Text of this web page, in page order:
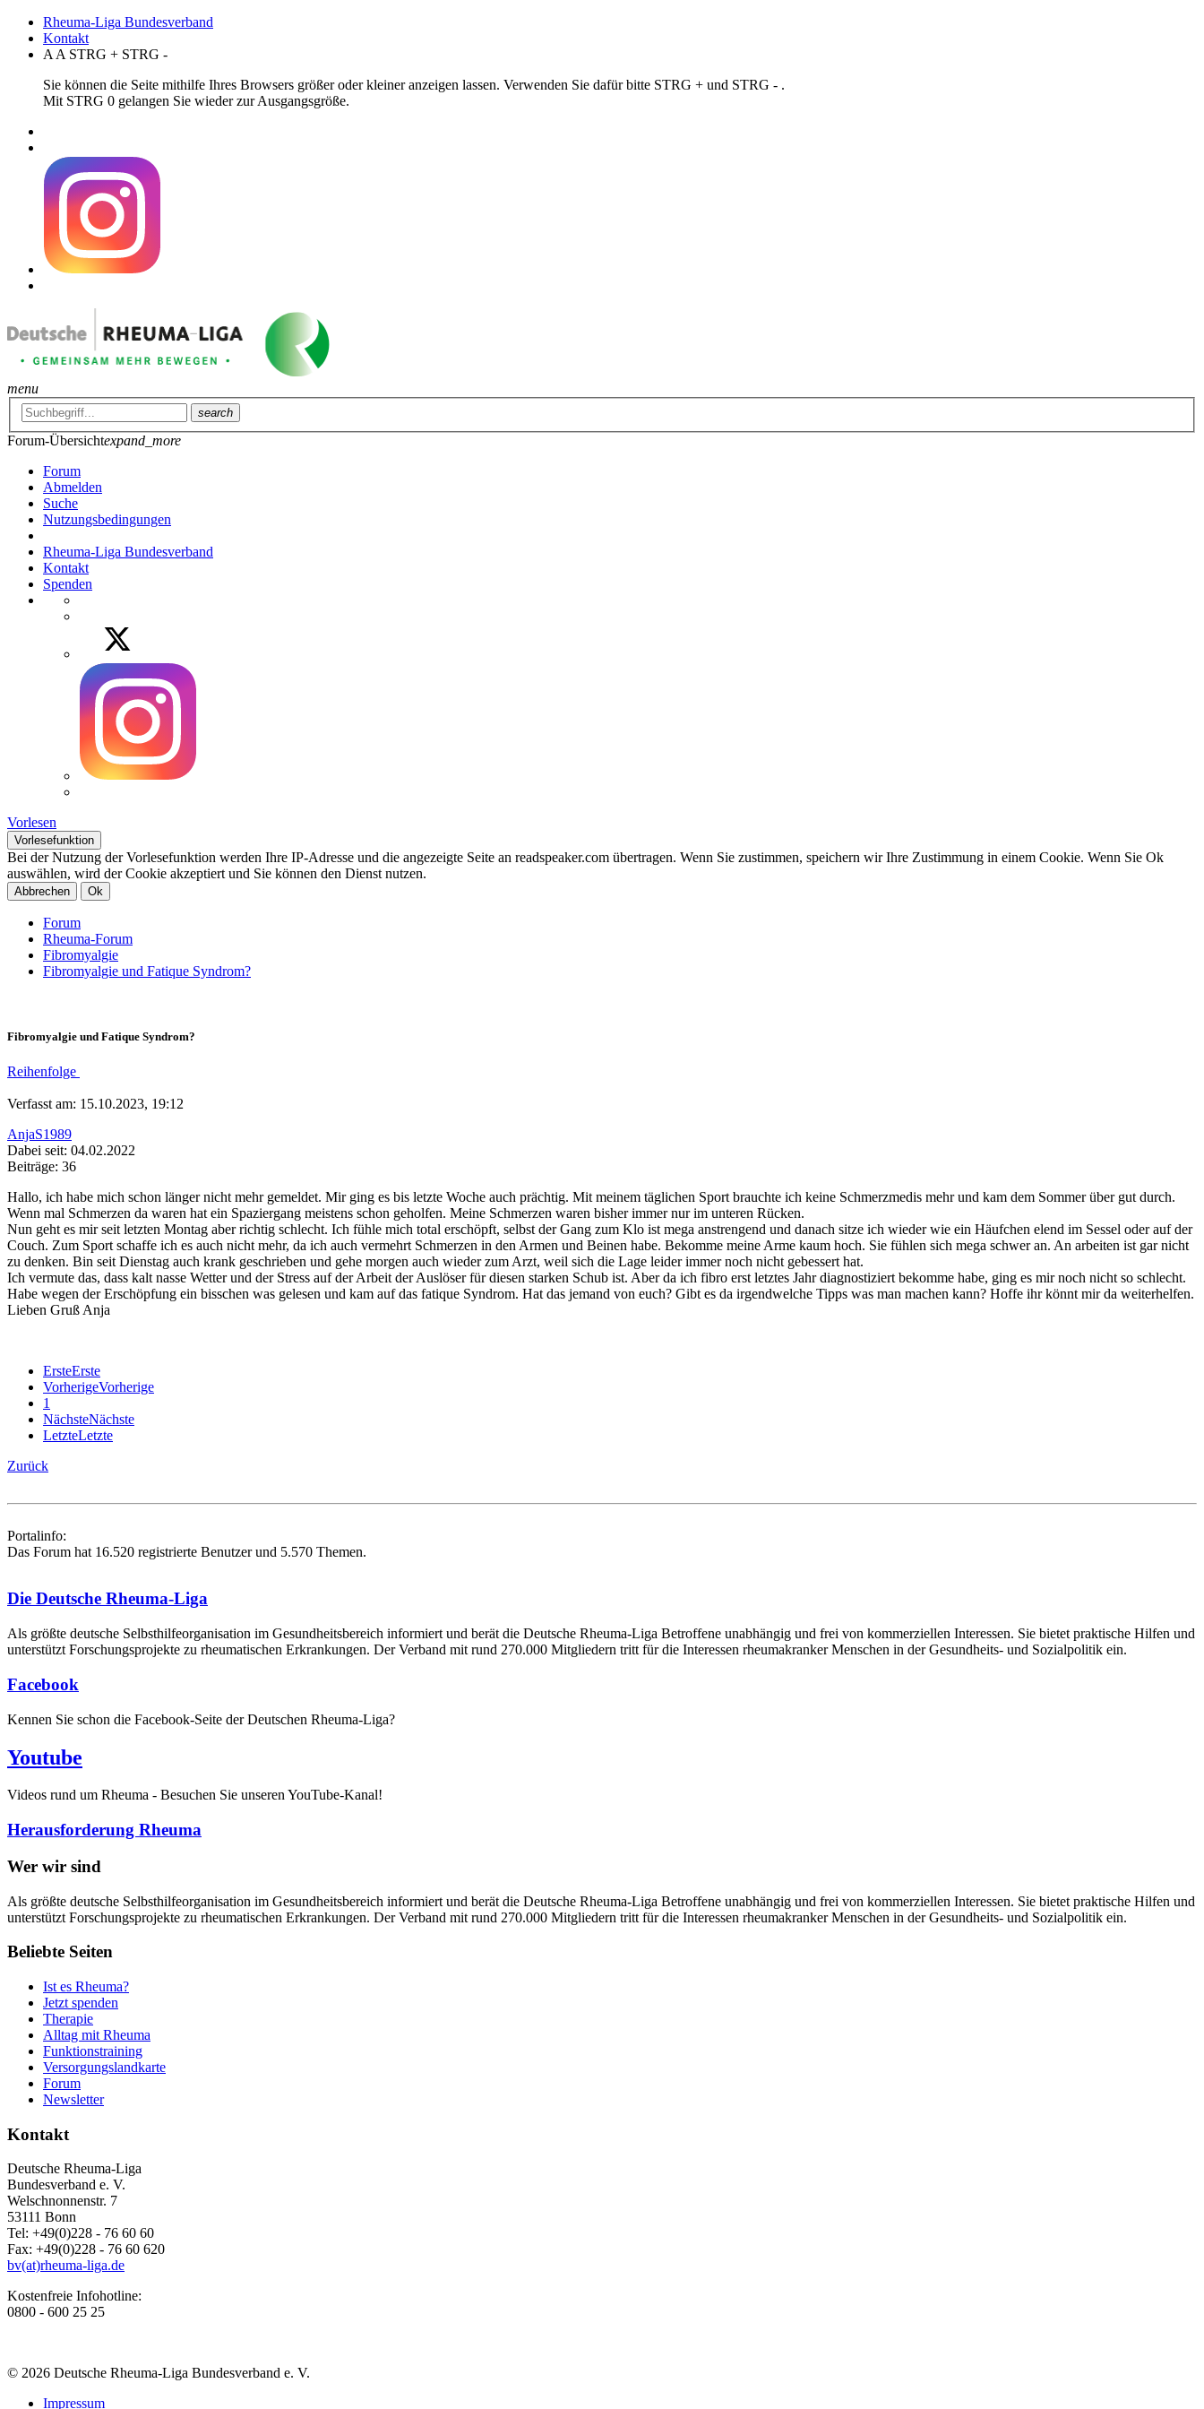
Rheuma-Liga Bundesverband
Kontakt
A A STRG + STRG -
Sie können die Seite mithilfe Ihres Browsers größer oder kleiner anzeigen lassen. Verwenden Sie dafür bitte STRG + und STRG - .
Mit STRG 0 gelangen Sie wieder zur Ausgangsgröße.
menu
search
Forum-Übersichtexpand_more
Forum
Abmelden
Suche
Nutzungsbedingungen
Rheuma-Liga Bundesverband
Kontakt
Spenden
Vorlesen
Vorlesefunktion
Bei der Nutzung der Vorlesefunktion werden Ihre IP-Adresse und die angezeigte Seite an readspeaker.com übertragen. Wenn Sie zustimmen, speichern wir Ihre Zustimmung in einem Cookie. Wenn Sie Ok
auswählen, wird der Cookie akzeptiert und Sie können den Dienst nutzen.
Abbrechen Ok
Forum
Rheuma-Forum
Fibromyalgie
Fibromyalgie und Fatique Syndrom?
Fibromyalgie und Fatique Syndrom?
Reihenfolge
Verfasst am: 15.10.2023, 19:12
AnjaS1989
Dabei seit: 04.02.2022
Beiträge: 36
Hallo, ich habe mich schon länger nicht mehr gemeldet. Mir ging es bis letzte Woche auch prächtig. Mit meinem täglichen Sport brauchte ich keine Schmerzmedis mehr und kam dem Sommer über gut durch.
Wenn mal Schmerzen da waren hat ein Spaziergang meistens schon geholfen. Meine Schmerzen waren bisher immer nur im unteren Rücken.
Nun geht es mir seit letzten Montag aber richtig schlecht. Ich fühle mich total erschöpft, selbst der Gang zum Klo ist mega anstrengend und danach sitze ich wieder wie ein Häufchen elend im Sessel oder auf der
Couch. Zum Sport schaffe ich es auch nicht mehr, da ich auch vermehrt Schmerzen in den Armen und Beinen habe. Bekomme meine Arme kaum hoch. Sie fühlen sich mega schwer an. An arbeiten ist gar nicht
zu denken. Bin seit Dienstag auch krank geschrieben und gehe morgen auch wieder zum Arzt, weil sich die Lage leider immer noch nicht gebessert hat.
Ich vermute das, dass kalt nasse Wetter und der Stress auf der Arbeit der Auslöser für diesen starken Schub ist. Aber da ich fibro erst letztes Jahr diagnostiziert bekomme habe, ging es mir noch nicht so schlecht.
Habe wegen der Erschöpfung ein bisschen was gelesen und kam auf das fatique Syndrom. Hat das jemand von euch? Gibt es da irgendwelche Tipps was man machen kann? Hoffe ihr könnt mir da weiterhelfen.
Lieben Gruß Anja
ErsteErste
VorherigeVorherige
1
NächsteNächste
LetzteLetzte
Zurück
Portalinfo:
Das Forum hat 16.520 registrierte Benutzer und 5.570 Themen.
Die Deutsche Rheuma-Liga
Als größte deutsche Selbsthilfe­organisation im Gesundheitsbereich informiert und berät die Deutsche Rheuma-Liga Betroffene unabhängig und frei von kommerziellen Interessen. Sie bietet praktische Hilfen und
unterstützt Forschungsprojekte zu rheumatischen Erkrankungen. Der Verband mit rund 270.000 Mitgliedern tritt für die Interessen rheumakranker Menschen in der Gesundheits- und Sozialpolitik ein.
Facebook
Kennen Sie schon die Facebook-Seite der Deutschen Rheuma-Liga?
Youtube
Videos rund um Rheuma - Besuchen Sie unseren YouTube-Kanal!
Herausforderung Rheuma
Wer wir sind
Als größte deutsche Selbsthilfeorganisation im Gesundheitsbereich informiert und berät die Deutsche Rheuma-Liga Betroffene unabhängig und frei von kommerziellen Interessen. Sie bietet praktische Hilfen und
unterstützt Forschungsprojekte zu rheumatischen Erkrankungen. Der Verband mit rund 270.000 Mitgliedern tritt für die Interessen rheumakranker Menschen in der Gesundheits- und Sozialpolitik ein.
Beliebte Seiten
Ist es Rheuma?
Jetzt spenden
Therapie
Alltag mit Rheuma
Funktionstraining
Versorgungslandkarte
Forum
Newsletter
Kontakt
Deutsche Rheuma-Liga
Bundesverband e. V.
Welschnonnenstr. 7
53111 Bonn
Tel: +49(0)228 - 76 60 60
Fax: +49(0)228 - 76 60 620
bv(at)rheuma-liga.de
Kostenfreie Infohotline:
0800 - 600 25 25
© 2026 Deutsche Rheuma-Liga Bundesverband e. V.
Impressum